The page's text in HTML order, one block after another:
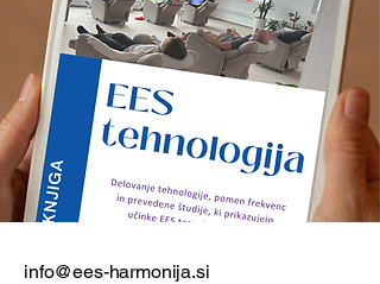
info@ees-harmonija.si